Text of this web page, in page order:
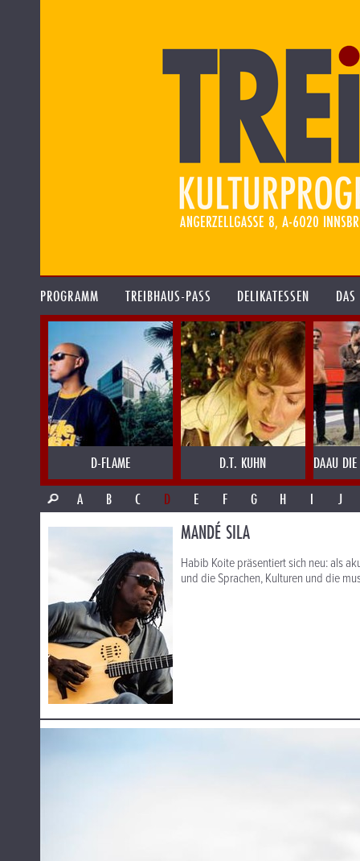
PROGRAMM TREIBHAUS-PASS DELIKATESSEN
D-FLAME D.T. KUHN
DAAU DIE
A
B C D E F G H I J
MANDÉ SILA
Habib Koite präsentiert sich neu: als
und die Sprachen, Kulturen und die